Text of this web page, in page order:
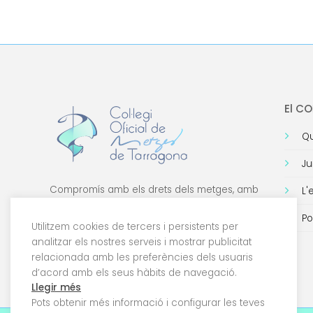
Compromís amb els drets dels metges, amb
El
Utilitzem cookies de tercers i persistents per
analitzar els nostres serveis i mostrar publicitat
relacionada amb les preferències dels usuaris
d’acord amb els seus hàbits de navegació.
Llegir més
Pots obtenir més informació i configurar les teves